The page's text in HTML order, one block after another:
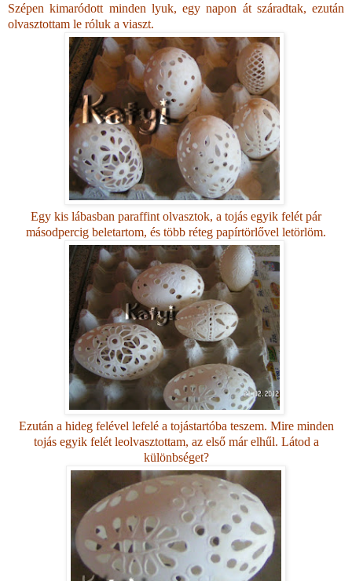
Szépen kimaródott minden lyuk, egy napon át száradtak, ezután
olvasztottam le róluk a viaszt.
Egy kis lábasban paraffint olvasztok, a tojás egyik felét pár
másodpercig beletartom, és több réteg papírtörlővel letörlöm.
Ezután a hideg felével lefelé a tojástartóba teszem. Mire minden
tojás egyik felét leolvasztottam, az első már elhűl. Látod a
különbséget?